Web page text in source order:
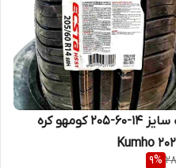
لاستیک سایز ۱۴-۶۰-۲۰۵ کومهو کره
9%